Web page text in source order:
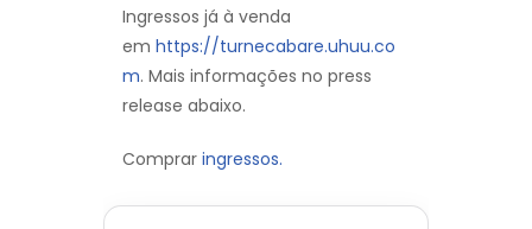
Ingressos já à venda
em https://turnecabare.uhuu.co
m. Mais informações no press
release abaixo.
Comprar ingressos.